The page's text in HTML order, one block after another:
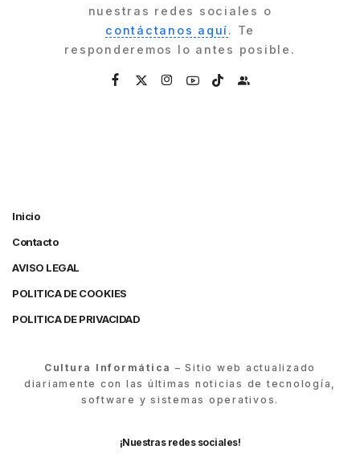
nuestras redes sociales o
contáctanos aquí. Te
responderemos lo antes posible.
Inicio
Contacto
AVISO LEGAL
POLITICA DE COOKIES
POLITICA DE PRIVACIDAD
Cultura Informática – Sitio web actualizado
diariamente con las últimas noticias de tecnología,
software y sistemas operativos.
¡Nuestras redes sociales!